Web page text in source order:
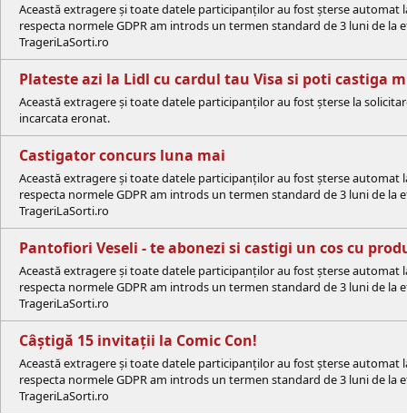
Această extragere și toate datele participanților au fost șterse
respecta normele GDPR am introds un termen standard de 3 luni de
TrageriLaSorti.ro
Plateste azi la Lidl cu cardul tau Visa si poti castiga
Această extragere și toate datele participanților au fost șterse la
incarcata eronat.
Castigator concurs luna mai
Această extragere și toate datele participanților au fost șterse
respecta normele GDPR am introds un termen standard de 3 luni de
TrageriLaSorti.ro
Pantofiori Veseli - te abonezi si castigi un cos cu
Această extragere și toate datele participanților au fost șterse
respecta normele GDPR am introds un termen standard de 3 luni de
TrageriLaSorti.ro
Câștigă 15 invitații la Comic Con!
Această extragere și toate datele participanților au fost șterse
respecta normele GDPR am introds un termen standard de 3 luni de
TrageriLaSorti.ro